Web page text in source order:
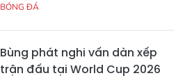
BÓNG ĐÁ
Bùng phát nghi vấn dàn xếp
trận đấu tại World Cup 2026